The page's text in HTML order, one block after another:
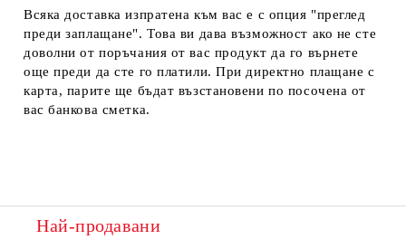
Всяка доставка изпратена към вас е с опция "преглед
преди заплащане". Това ви дава възможност ако не сте
доволни от поръчания от вас продукт да го върнете
още преди да сте го платили. При директно плащане с
карта, парите ще бъдат възстановени по посочена от
вас банкова сметка.
Най-продавани